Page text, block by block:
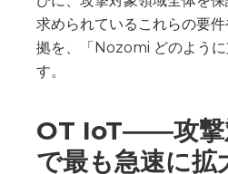
求められているこれらの要
拠を、「Nozomi どのよう
す。
OT IoT――攻撃
で最も急速に拡